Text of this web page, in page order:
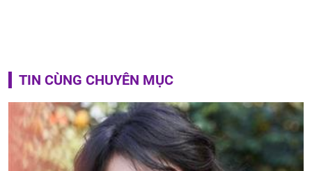
TIN CÙNG CHUYÊN MỤC